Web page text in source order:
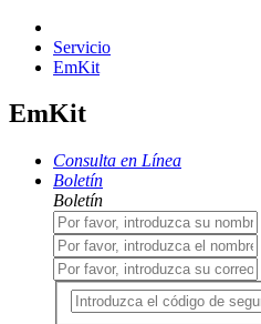
Servicio
EmKit
EmKit
Consulta en Línea
Boletín
Boletín